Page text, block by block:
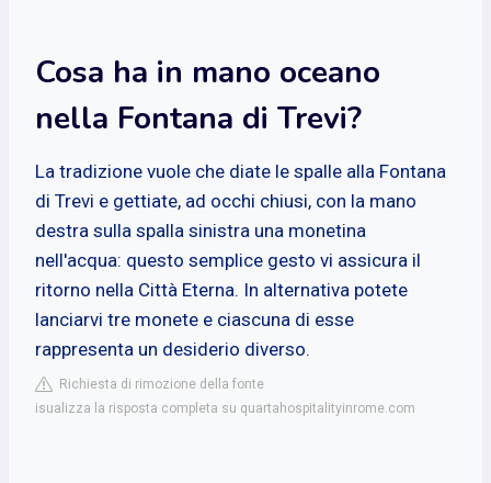
Cosa ha in mano oceano
nella Fontana di Trevi?
La tradizione vuole che diate le spalle alla Fontana
di Trevi e gettiate, ad occhi chiusi, con la mano
destra sulla spalla sinistra una monetina
nell'acqua: questo semplice gesto vi assicura il
ritorno nella Città Eterna. In alternativa potete
lanciarvi tre monete e ciascuna di esse
rappresenta un desiderio diverso.
Richiesta di rimozione della fonte
isualizza la risposta completa su quartahospitalityinrome.com